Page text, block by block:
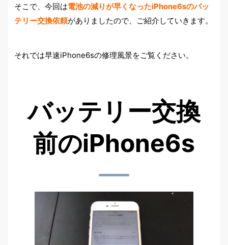
そこで、今回は電池の減りが早くなったiPhone6sのバッ
テリー交換依頼がありましたので、ご紹介していきます。
それでは早速iPhone6sの修理風景をご覧ください。
バッテリー交換
前のiPhone6s